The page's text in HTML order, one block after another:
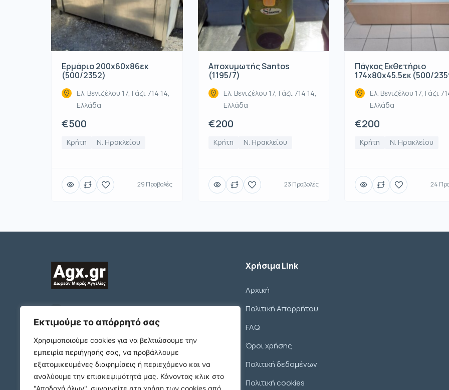
Εκτιμούμε το απόρρητό σας
Χρησιμοποιούμε cookies για να βελτιώσουμε την
εμπειρία περιήγησής σας, να προβάλλουμε
εξατομικευμένες διαφημίσεις ή περιεχόμενο και να
αναλύουμε την επισκεψιμότητά μας. Κάνοντας κλικ στο
"Αποδοχή όλων", συναινείτε στη χρήση των cookies από
Ερμάριο 200x60x86εκ
(500/2352)
Ελ. Βενιζέλου 17, Γάζι 714 14,
Ελλάδα
€500
Κρήτη Ν. Ηρακλείου
29 Προβολές
Αποχυμωτής Santos
(1195/7)
Ελ. Βενιζέλου 17, Γάζι 714 14,
Ελλάδα
€200
Κρήτη Ν. Ηρακλείου
23 Προβολές
Πάγκος Εκθετήριο
174x80x45.5εκ (500/
Ελ. Βενιζέλου 17, Γάζι
Ελλάδα
€200
Κρήτη Ν. Ηρακλείου
24
2312132324
ΠΛΑΤΩΝΟΣ 1 Τ.Κ. 54631
support@agx.gr
Follow our social media
Χρήσιμα Link
Αρχική
Πολιτική Απορρήτου
FAQ
Όροι χρήσης
Πολιτική δεδομένων
Πολιτική cookies